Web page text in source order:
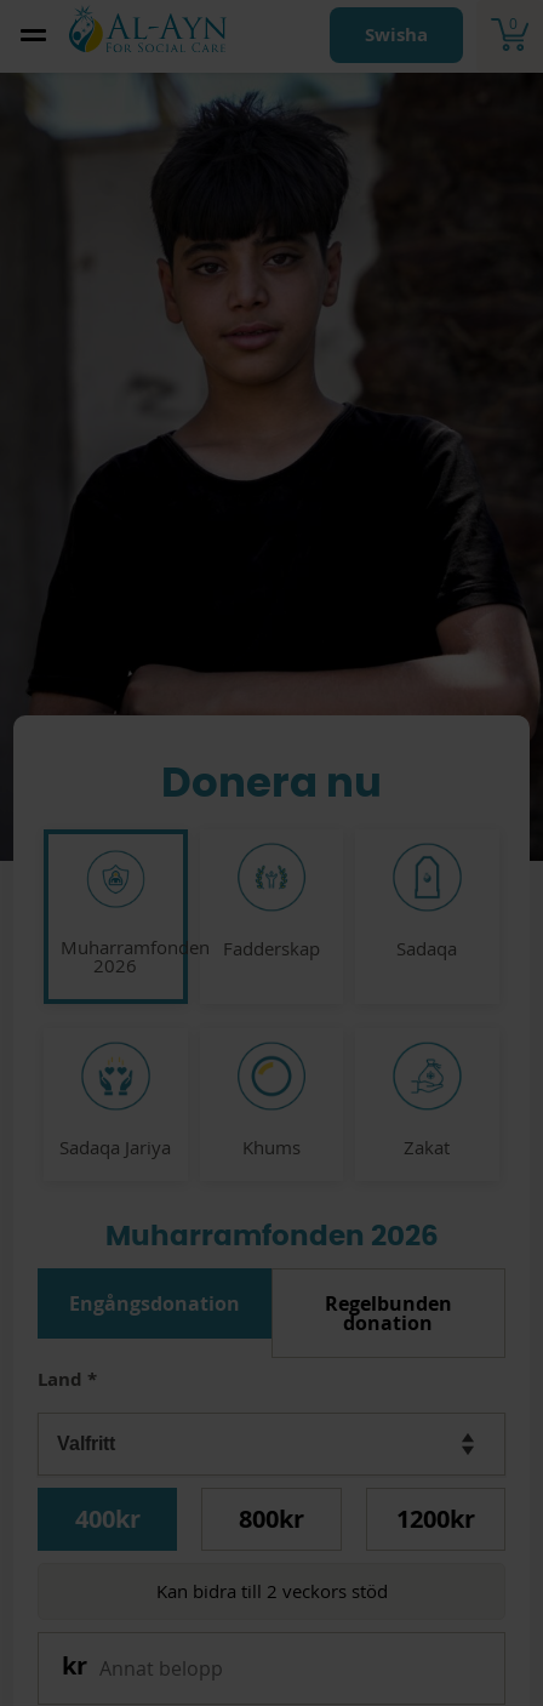
0
Swisha
Donera nu
Muharramfonden
2026
Fadderskap Sadaqa
Sadaqa Jariya Khums Zakat
Muharramfonden 2026
Engångsdonation Regelbunden
donation
Land *
400kr 800kr 1200kr
Kan bidra till 2 veckors stöd